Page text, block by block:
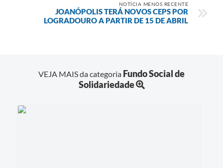
NOTÍCIA MENOS RECENTE
JOANÓPOLIS TERÁ NOVOS CEPS POR
LOGRADOURO A PARTIR DE 15 DE ABRIL
VEJA MAIS da categoria Fundo Social de
Solidariedade